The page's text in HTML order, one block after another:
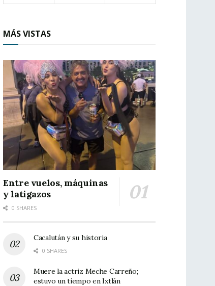
MÁS VISTAS
Entre vuelos, máquinas
y latigazos
0 SHARES
Cacalután y su historia
0 SHARES
Muere la actriz Meche Carreño;
estuvo un tiempo en Ixtlán